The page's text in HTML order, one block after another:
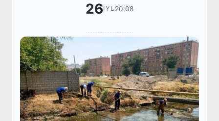
26IYL 20:08